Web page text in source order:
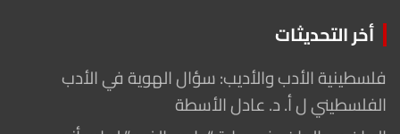
أخر التحديثات
فلسطينية الأدب والأديب: سؤال الهوية في الأدب
الفلسطيني ل أ. د. عادل الأسطة